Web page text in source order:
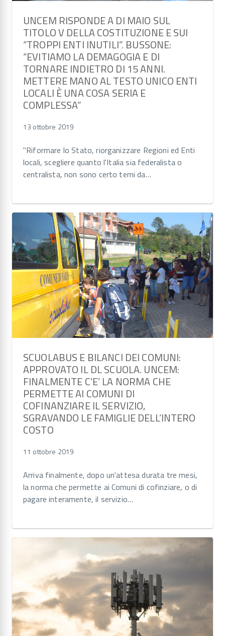
UNCEM RISPONDE A DI MAIO SUL
TITOLO V DELLA COSTITUZIONE E SUI
“TROPPI ENTI INUTILI”. BUSSONE:
“EVITIAMO LA DEMAGOGIA E DI
TORNARE INDIETRO DI 15 ANNI.
METTERE MANO AL TESTO UNICO ENTI
LOCALI È UNA COSA SERIA E
COMPLESSA”
13 ottobre 2019
"Riformare lo Stato, riorganizzare Regioni ed Enti
locali, scegliere quanto l'Italia sia federalista o
centralista, non sono certo temi da…
SCUOLABUS E BILANCI DEI COMUNI:
APPROVATO IL DL SCUOLA. UNCEM:
FINALMENTE C’E’ LA NORMA CHE
PERMETTE AI COMUNI DI
COFINANZIARE IL SERVIZIO,
SGRAVANDO LE FAMIGLIE DELL’INTERO
COSTO
11 ottobre 2019
Arriva finalmente, dopo un'attesa durata tre mesi,
la norma che permette ai Comuni di cofinziare, o di
pagare interamente, il servizio…